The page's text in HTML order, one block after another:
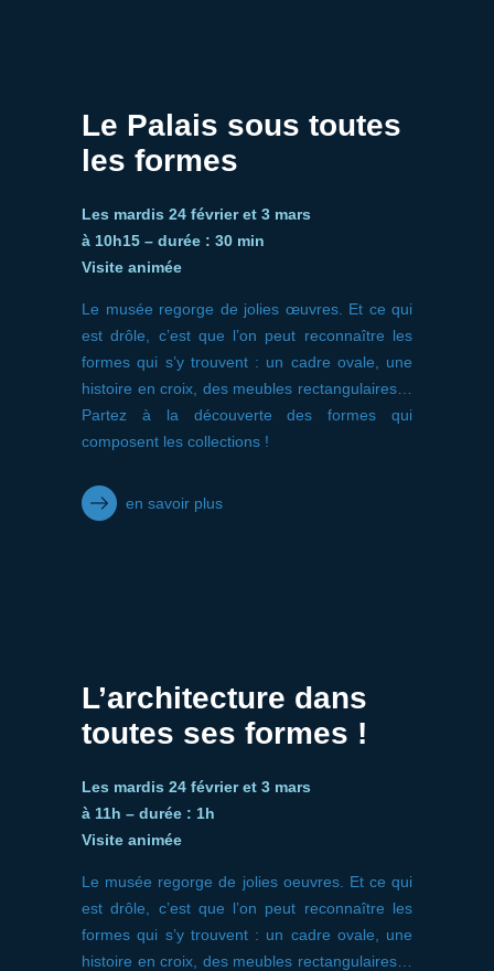
Le Palais sous toutes
les formes
Les mardis 24 février et 3 mars
à 10h15 – durée : 30 min
Visite animée
Le musée regorge de jolies œuvres. Et ce qui
est drôle, c’est que l’on peut reconnaître les
formes qui s’y trouvent : un cadre ovale, une
histoire en croix, des meubles rectangulaires…
Partez à la découverte des formes qui
composent les collections !
en savoir plus
L’architecture dans
toutes ses formes !
Les mardis 24 février et 3 mars
à 11h – durée : 1h
Visite animée
Le musée regorge de jolies oeuvres. Et ce qui
est drôle, c’est que l’on peut reconnaître les
formes qui s’y trouvent : un cadre ovale, une
histoire en croix, des meubles rectangulaires…